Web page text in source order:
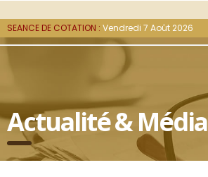
SEANCE DE COTATION : Vendredi 7 Août 2026
Actualité & Média